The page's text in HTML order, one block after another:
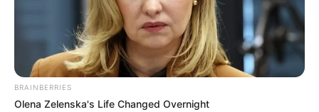
BRAINBERRIES
Olena Zelenska's Life Changed Overnight